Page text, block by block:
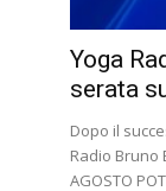
Yoga
serata
Dopo il
Radio Bruno
AGOSTO